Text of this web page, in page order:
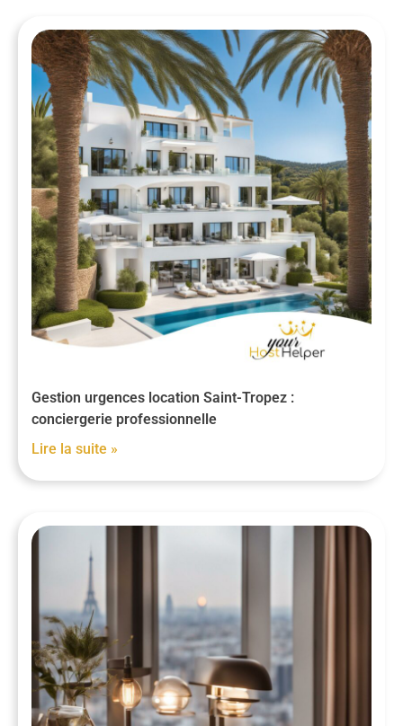
Gestion urgences location Saint-Tropez :
conciergerie professionnelle
Lire la suite »